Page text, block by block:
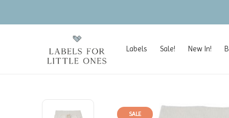
Labels Sale! New In!
SALE